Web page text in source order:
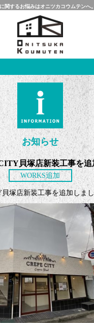
関するお悩みはオニツカコウムテンへ。
お知らせ
貝塚店新装工事を追
WORKS追加
貝塚店新装工事を追加しま